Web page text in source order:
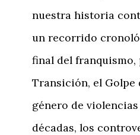
nuestra historia
un recorrido
final del
Transición, el Golpe
género de
décadas, los